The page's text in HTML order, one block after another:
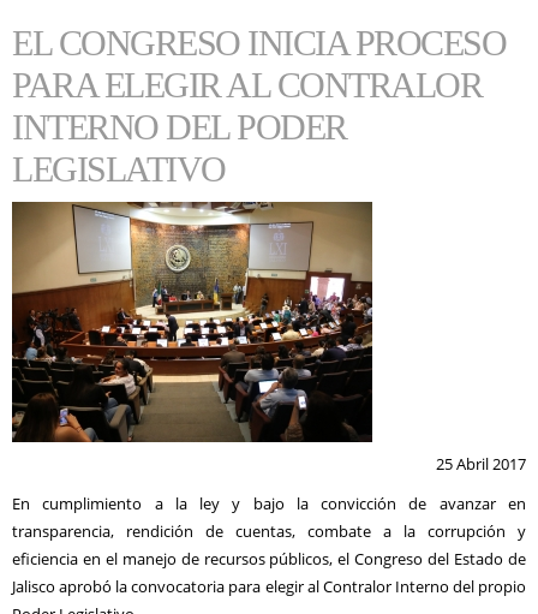
EL CONGRESO INICIA PROCESO
PARA ELEGIR AL CONTRALOR
INTERNO DEL PODER
LEGISLATIVO
25 Abril 2017
En cumplimiento a la ley y bajo la convicción de avanzar en
transparencia, rendición de cuentas, combate a la corrupción y
eficiencia en el manejo de recursos públicos, el Congreso del Estado de
Jalisco aprobó la convocatoria para elegir al Contralor Interno del propio